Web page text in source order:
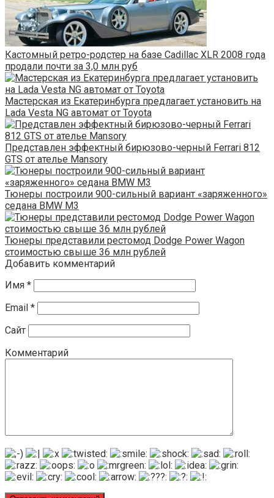
Кастомный ретро-родстер на базе Cadillac XLR 2008 года
продали почти за 3,0 млн руб
Мастерская из Екатеринбурга предлагает установить на
Lada Vesta NG автомат от Toyota
Представлен эффектный бирюзово-черный Ferrari 812
GTS от ателье Mansory
Тюнеры построили 900-сильный вариант «заряженного»
седана BMW M3
Тюнеры представили рестомод Dodge Power Wagon
стоимостью свыше 36 млн рублей
Добавить комментарий
Имя *
Email *
Сайт
Комментарий